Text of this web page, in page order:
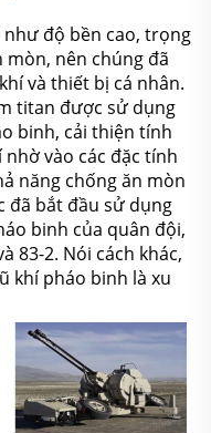
độ bền cao, trọng
mòn, nên chúng đã
và thiết bị cá nhân.
titan được sử dụng
binh, cải thiện tính
vào các đặc tính
năng chống ăn mòn
đã bắt đầu sử dụng
binh của quân đội,
83-2. Nói cách khác,
khí pháo binh là xu